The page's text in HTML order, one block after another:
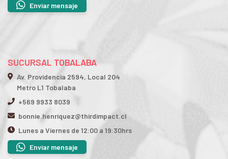
Enviar mensaje
SUCURSAL TOBALABA
Av. Providencia 2594, Local 204
Metro L1 Tobalaba
+569 9933 8039
bonnie.henriquez@thirdimpact.cl
Lunes a Viernes de 12:00 a 19:30hrs
Enviar mensaje